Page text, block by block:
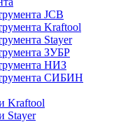
JCB
Kraftool
Stayer
ЗУБР
НИЗ
СИБИН
Kraftool
Stayer